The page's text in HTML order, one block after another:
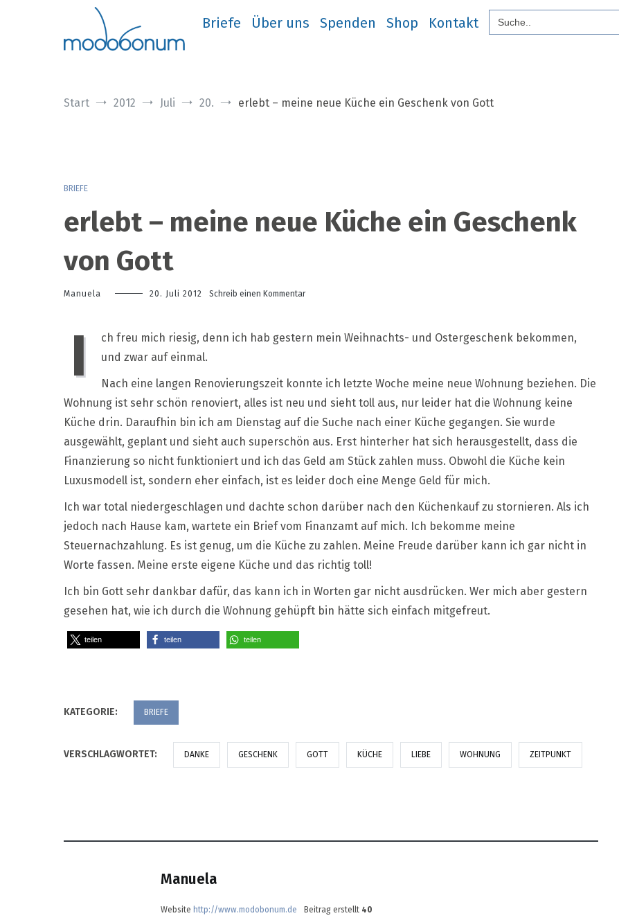
Briefe Über uns Spenden Shop Kontakt
Search
for:
modobonum
nur das Gute
Briefe Über uns Spenden Shop
Search
Start 2012 Juli 20. erlebt – meine neue Küche ein Geschenk von Gott
BRIEFE
erlebt – meine neue Küche ein Geschenk
von Gott
Manuela 20. Juli 2012 Schreib einen Kommentarzu
Geschenk
I
ch freu mich riesig, denn ich hab gestern mein Weihnachts- und Ostergeschenk bekommen,
und zwar auf einmal.
Nach eine langen Renovierungszeit konnte ich letzte Woche meine neue Wohnung beziehen. Die
Wohnung ist sehr schön renoviert, alles ist neu und sieht toll aus, nur leider hat die Wohnung keine
Küche drin. Daraufhin bin ich am Dienstag auf die Suche nach einer Küche gegangen. Sie wurde
ausgewählt, geplant und sieht auch superschön aus. Erst hinterher hat sich herausgestellt, dass die
Finanzierung so nicht funktioniert und ich das Geld am Stück zahlen muss. Obwohl die Küche kein
Luxusmodell ist, sondern eher einfach, ist es leider doch eine Menge Geld für mich.
Ich war total niedergeschlagen und dachte schon darüber nach den Küchenkauf zu stornieren. Als ich
jedoch nach Hause kam, wartete ein Brief vom Finanzamt auf mich. Ich bekomme meine
Steuernachzahlung. Es ist genug, um die Küche zu zahlen. Meine Freude darüber kann ich gar nicht in
Worte fassen. Meine erste eigene Küche und das richtig toll!
Ich bin Gott sehr dankbar dafür, das kann ich in Worten gar nicht ausdrücken. Wer mich aber gestern
gesehen hat, wie ich durch die Wohnung gehüpft bin hätte sich einfach mitgefreut.
teilen teilen teilen
KATEGORIE: BRIEFE
VERSCHLAGWORTET: DANKE GESCHENK GOTT KÜCHE LIEBE WOHNUNG ZEITPUNKT
Manuela
Website http://www.modobonum.de Beitrag erstellt 40